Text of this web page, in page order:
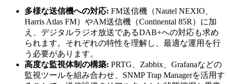
多様な送信機への対応: FM送信機（Nautel NEXIO、
Harris Atlas FM）やAM送信機（Continental 85R）に加
え、デジタルラジオ放送であるDAB+への対応も求め
られます。それぞれの特性を理解し、最適な運用を行
う必要があります。
高度な監視体制の構築: PRTG、Zabbix、Grafanaなどの
監視ツールを組み合わせ、SNMP Trap Managerを活用す